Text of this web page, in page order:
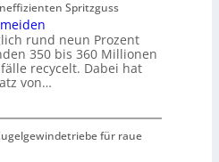
Spritzguss
rund neun Prozent
350 bis 360 Millionen
recycelt. Dabei hat
von…
für raue